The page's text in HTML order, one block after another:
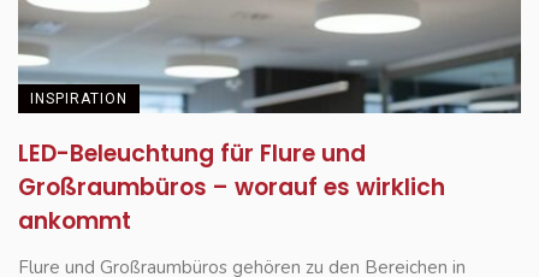
INSPIRATION
LED-Beleuchtung für Flure und
Großraumbüros – worauf es wirklich
ankommt
Flure und Großraumbüros gehören zu den Bereichen in